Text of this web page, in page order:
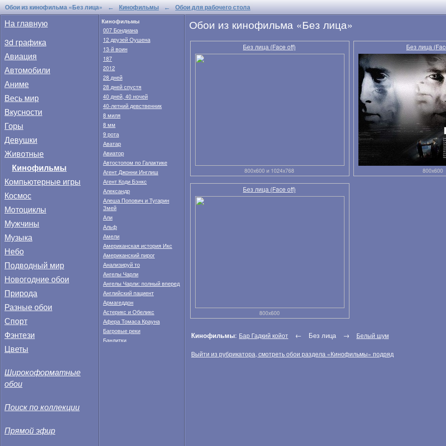
Обои из кинофильма «Без лица» ← Кинофильмы ← Обои для рабочего стола
На главную
3d графика
Авиация
Автомобили
Аниме
Весь мир
Вкусности
Горы
Девушки
Животные
Кинофильмы
Компьютерные игры
Космос
Мотоциклы
Мужчины
Музыка
Небо
Подводный мир
Новогодние обои
Природа
Разные обои
Спорт
Фэнтези
Цветы
Широкоформатные
обои
Поиск по коллекции
Прямой эфир
Кинофильмы
007 Бондиана
12 друзей Оушена
13-й воин
187
2012
28 дней
28 дней спустя
40 дней, 40 ночей
40-летний девственник
8 миля
8 мм
9 рота
Аватар
Авиатор
Автостопом по Галактике
Агент Джонни Инглиш
Агент Коди Бэнкс
Александр
Алеша Попович и Тугарин
Змей
Али
Альф
Амели
Американская история Икс
Американский пирог
Анализируй то
Ангелы Чарли
Ангелы Чарли: полный вперед
Английский пациент
Армагеддон
Астерикс и Обеликс
Афера Томаса Крауна
Багровые реки
Бандитки
Обои из кинофильма «Без лица»
Без лица (Face off)
800x600 и 1024x768
Без лица
800x600
Без лица (Face off)
800x600
Кинофильмы: Бар Гадкий койот ← Без лица → Белый шум
Выйти из рубрикатора, смотреть обои раздела «Кинофильмы» подряд